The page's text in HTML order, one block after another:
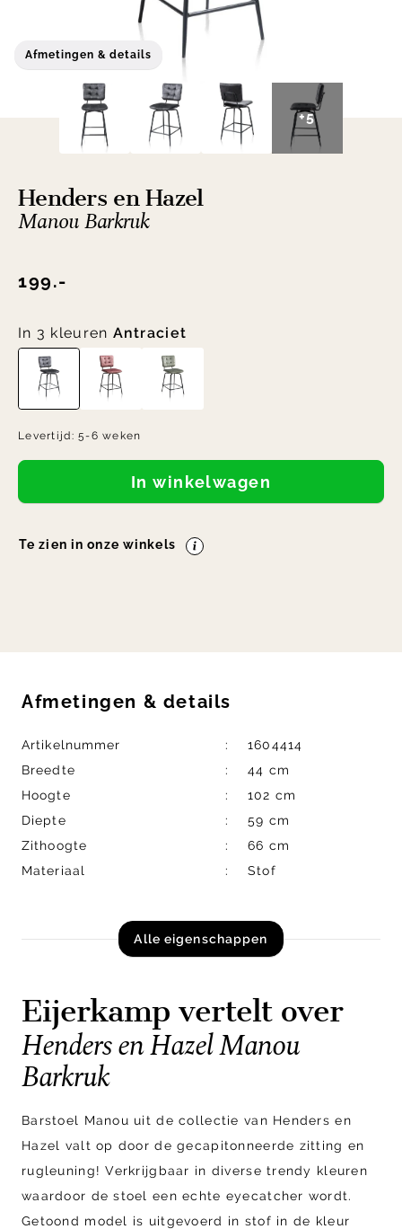
Afmetingen & details
+5
Henders en Hazel
Manou Barkruk
199.-
In 3 kleuren Antraciet
Levertijd:5-6 weken
In winkelwagen
Te zien in onze winkels
Afmetingen & details
Artikelnummer
1604414
Breedte
44 cm
Hoogte
102 cm
Diepte
59 cm
Zithoogte
66 cm
Materiaal
Stof
Alle eigenschappen
Eijerkamp vertelt over
Henders en Hazel Manou
Barkruk
Barstoel Manou uit de collectie van Henders en
Hazel valt op door de gecapitonneerde zitting en
rugleuning! Verkrijgbaar in diverse trendy kleuren
waardoor de stoel een echte eyecatcher wordt.
Getoond model is uitgevoerd in stof in de kleur